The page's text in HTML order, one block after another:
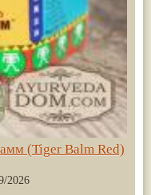
(Tiger Balm Red)
2026